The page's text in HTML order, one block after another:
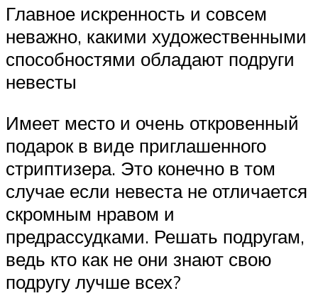
Главное искренность и совсем
неважно, какими художественными
способностями обладают подруги
невесты
Имеет место и очень откровенный
подарок в виде приглашенного
стриптизера. Это конечно в том
случае если невеста не отличается
скромным нравом и
предрассудками. Решать подругам,
ведь кто как не они знают свою
подругу лучше всех?